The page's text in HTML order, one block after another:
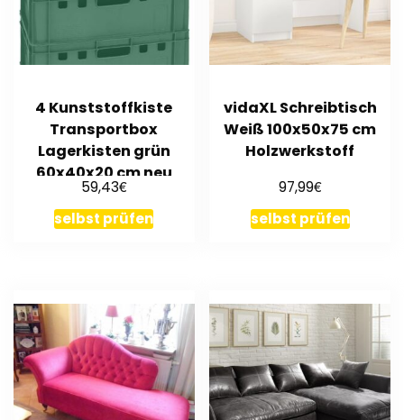
4 Kunststoffkiste
Transportbox
Lagerkisten grün
60x40x20 cm neu
Gastlando
59,43€
selbst prüfen
vidaXL Schreibtisch
Weiß 100x50x75 cm
Holzwerkstoff
97,99€
selbst prüfen